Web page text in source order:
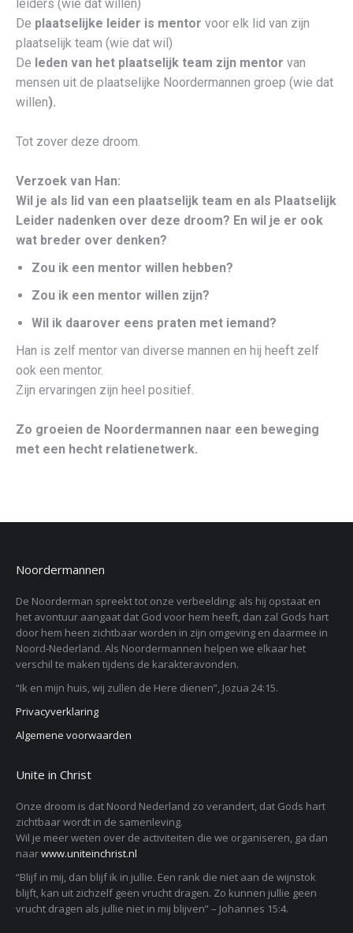
leiders (wie dat willen)
De plaatselijke leider is mentor voor elk lid van zijn
plaatselijk team (wie dat wil)
De leden van het plaatselijk team zijn mentor van
mensen uit de plaatselijke Noordermannen groep (wie dat
willen).
Tot zover deze droom.
Verzoek van Han:
Wil je als lid van een plaatselijk team en als Plaatselijk
Leider nadenken over deze droom? En wil je er ook
wat breder over denken?
Zou ik een mentor willen hebben?
Zou ik een mentor willen zijn?
Wil ik daarover eens praten met iemand?
Han is zelf mentor van diverse mannen en hij heeft zelf
ook een mentor.
Zijn ervaringen zijn heel positief.
Zo groeien de Noordermannen naar een beweging
met een hecht relatienetwerk.
Noordermannen
De Noorderman spreekt tot onze verbeelding: als hij opstaat en
het avontuur aangaat dat God voor hem heeft, dan zal Gods hart
door hem heen zichtbaar worden in zijn omgeving en daarmee in
Noord-Nederland. Als Noordermannen helpen we elkaar het
verschil te maken tijdens de karakteravonden.
“Ik en mijn huis, wij zullen de Here dienen”, Jozua 24:15.
Privacyverklaring
Algemene voorwaarden
Unite in Christ
Onze droom is dat Noord Nederland zo verandert, dat Gods hart
zichtbaar wordt in de samenleving.
Wil je meer weten over de activiteiten die we organiseren, ga dan
naarwww.uniteinchrist.nl
“Blijf in mij, dan blijf ik in jullie. Een rank die niet aan de wijnstok
blijft, kan uit zichzelf geen vrucht dragen. Zo kunnen jullie geen
vrucht dragen als jullie niet in mij blijven” – Johannes 15:4.